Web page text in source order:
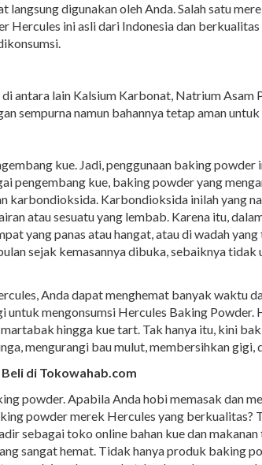
langsung digunakan oleh Anda. Salah satu
Hercules ini asli dari Indonesia dan
antara lain Kalsium Karbonat, Natrium
sempurna namun bahannya tetap aman
kue. Jadi, penggunaan baking
pengembang kue, baking powder yang
karbondioksida. Karbondioksida inilah yang
atau sesuatu yang lembab. Karena itu,
yang panas atau hangat, atau di wadah
sejak kemasannya dibuka, sebaiknya
Anda dapat menghemat banyak waktu
untuk mengonsumsi Hercules Baking
hingga kue tart. Tak hanya itu, kini
mengurangi bau mulut, membersihkan gigi,
di Tokowahab.com
powder. Apabila Anda hobi memasak dan
powder merek Hercules yang berkualitas?
sebagai toko online bahan kue dan
sangat hemat. Tidak hanya produk baking